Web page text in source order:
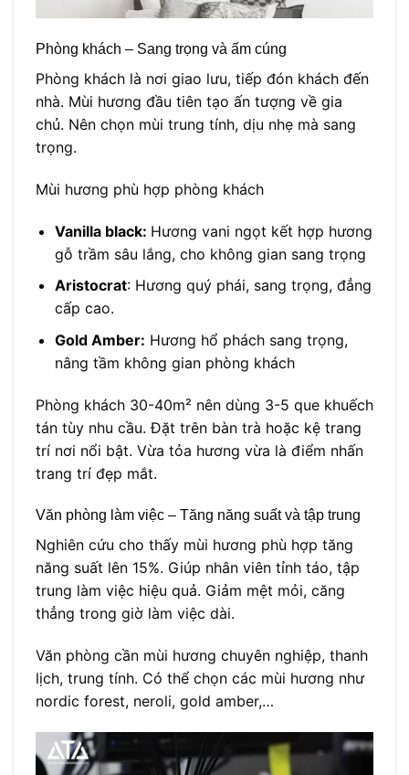
Phòng khách – Sang trọng và ấm cúng
Phòng khách là nơi giao lưu, tiếp đón khách đến
nhà. Mùi hương đầu tiên tạo ấn tượng về gia
chủ. Nên chọn mùi trung tính, dịu nhẹ mà sang
trọng.
Mùi hương phù hợp phòng khách
Vanilla black: Hương vani ngọt kết hợp hương
gỗ trầm sâu lắng, cho không gian sang trọng
Aristocrat: Hương quý phái, sang trọng, đẳng
cấp cao.
Gold Amber: Hương hổ phách sang trọng,
nâng tầm không gian phòng khách
Phòng khách 30-40m² nên dùng 3-5 que khuếch
tán tùy nhu cầu. Đặt trên bàn trà hoặc kệ trang
trí nơi nổi bật. Vừa tỏa hương vừa là điểm nhấn
trang trí đẹp mắt.
Văn phòng làm việc – Tăng năng suất và tập trung
Nghiên cứu cho thấy mùi hương phù hợp tăng
năng suất lên 15%. Giúp nhân viên tỉnh táo, tập
trung làm việc hiệu quả. Giảm mệt mỏi, căng
thẳng trong giờ làm việc dài.
Văn phòng cần mùi hương chuyên nghiệp, thanh
lịch, trung tính. Có thể chọn các mùi hương như
nordic forest, neroli, gold amber,…